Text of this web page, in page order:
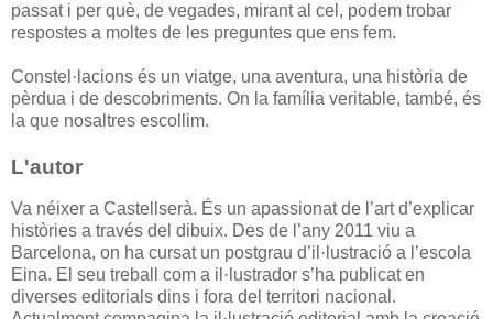
passat i per què, de vegades, mirant al cel, podem trobar
respostes a moltes de les preguntes que ens fem.
Constel·lacions és un viatge, una aventura, una història de
pèrdua i de descobriments. On la família veritable, també, és
la que nosaltres escollim.
L'autor
Va néixer a Castellserà. És un apassionat de l’art d’explicar
històries a través del dibuix. Des de l’any 2011 viu a
Barcelona, on ha cursat un postgrau d’il·lustració a l’escola
Eina. El seu treball com a il·lustrador s’ha publicat en
diverses editorials dins i fora del territori nacional.